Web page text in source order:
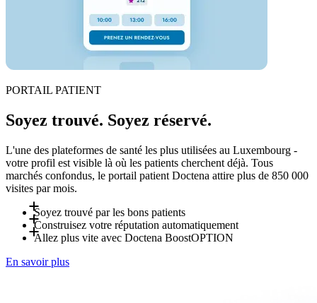
PORTAIL PATIENT
Soyez trouvé. Soyez réservé.
L'une des plateformes de santé les plus utilisées au Luxembourg -
votre profil est visible là où les patients cherchent déjà. Tous
marchés confondus, le portail patient Doctena attire plus de 850 000
visites par mois.
Soyez trouvé par les bons patients
Les patients vous recherchent par spécialité, par lieu et par
réservation sur votre site. Aucun compte requis pour réserver.
Construisez votre réputation automatiquement
votre profil Doctena. Les avis améliorent votre visibilité dans
Allez plus vite avec Doctena BoostOPTION
Doctena Boost est une option facultative gérée par l'équipe
En savoir plus